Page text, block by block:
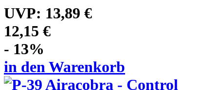
UVP: 13,89 €
12,15 €
- 13%
in den Warenkorb